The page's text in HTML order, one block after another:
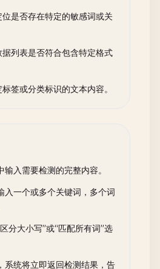
是否存在特定的敏感词或关
列表是否符合包含特定格式
签或分类标识的文本内容。
入需要检测的完整内容。
入一个或多个关键词，多个词
分大小写”或“匹配所有词”选
系统将立即返回检测结果，告